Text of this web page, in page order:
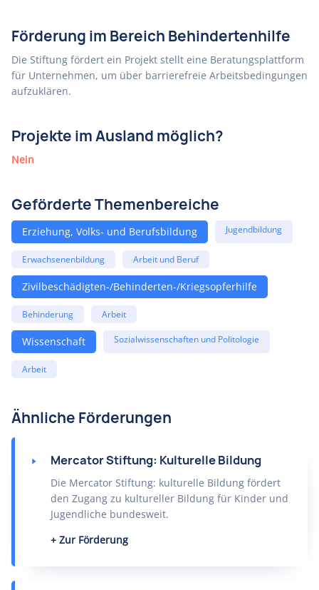
Förderung im Bereich Behindertenhilfe
Die Stiftung fördert ein Projekt stellt eine Beratungsplattform
für Unternehmen, um über barrierefreie Arbeitsbedingungen
aufzuklären.
Projekte im Ausland möglich?
Nein
Geförderte Themenbereiche
Erziehung, Volks- und Berufsbildung Jugendbildung
Erwachsenenbildung Arbeit und Beruf
Zivilbeschädigten-/Behinderten-/Kriegsopferhilfe
Behinderung Arbeit
Wissenschaft Sozialwissenschaften und Politologie
Arbeit
Ähnliche Förderungen
Mercator Stiftung: Kulturelle Bildung
Die Mercator Stiftung: kulturelle Bildung fördert
den Zugang zu kultureller Bildung für Kinder und
Jugendliche bundesweit.
Zur Förderung